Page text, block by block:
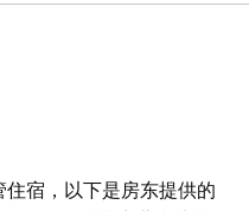
宿，以下是房东提供的